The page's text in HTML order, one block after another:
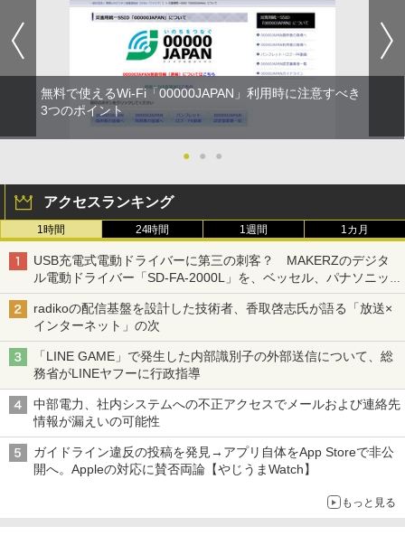
無料で使えるWi-Fi「00000JAPAN」利用時に注意すべき
3つのポイント
● ● ●
アクセスランキング
1時間 24時間 1週間 1カ月
USB充電式電動ドライバーに第三の刺客？ MAKERZのデジタ
ル電動ドライバー「SD-FA-2000L」を、ベッセル、パナソニッ
クと比較してみた 【テレワークグッズ・ミニレビュー 第165
回】
radikoの配信基盤を設計した技術者、香取啓志氏が語る「放送×
インターネット」の次
「LINE GAME」で発生した内部識別子の外部送信について、総
務省がLINEヤフーに行政指導
中部電力、社内システムへの不正アクセスでメールおよび連絡先
情報が漏えいの可能性
ガイドライン違反の投稿を発見→アプリ自体をApp Storeで非公
開へ。Appleの対応に賛否両論【やじうまWatch】
もっと見る